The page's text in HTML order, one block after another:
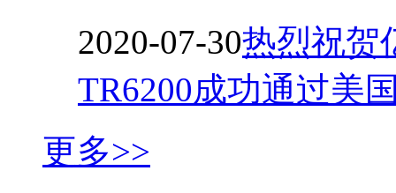
2020-07-30热烈祝贺
TR6200成功通过美
更多>>